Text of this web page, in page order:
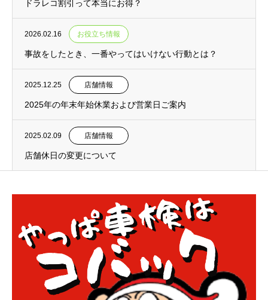
ドラレコ割引って本当にお得？
2026.02.16 お役立ち情報
事故をしたとき、一番やってはいけない行動とは？
2025.12.25 店舗情報
2025年の年末年始休業および営業日ご案内
2025.02.09 店舗情報
店舗休日の変更について